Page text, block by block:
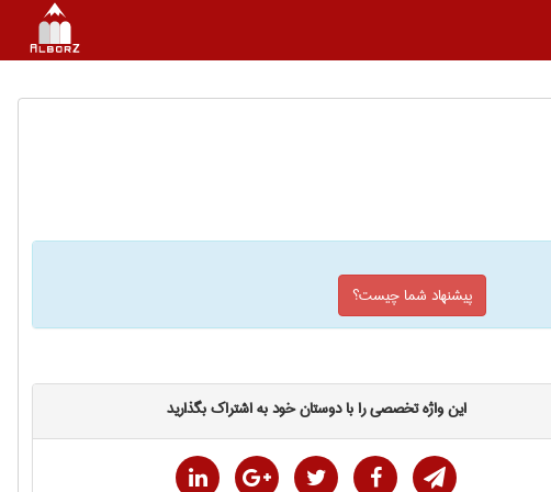
پیشنهاد شما چیست؟
این واژه تخصصی را با دوستان خود به اشتراک بگذارید